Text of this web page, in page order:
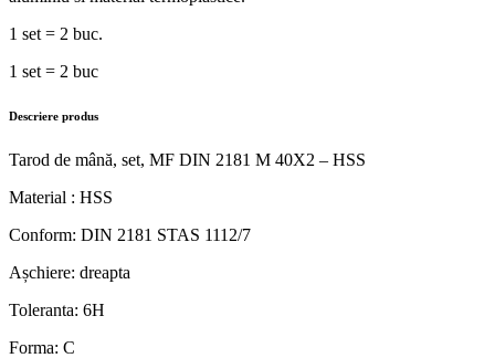
1 set = 2 buc.
1 set = 2 buc
Descriere produs
Tarod de mână, set, MF DIN 2181 M 40X2 – HSS
Material : HSS
Conform: DIN 2181 STAS 1112/7
Așchiere: dreapta
Toleranta: 6H
Forma: C